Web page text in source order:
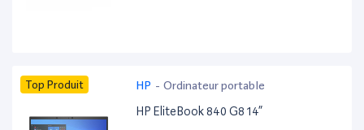
Top Produit HP - Ordinateur portable
HP EliteBook 840 G8 14”